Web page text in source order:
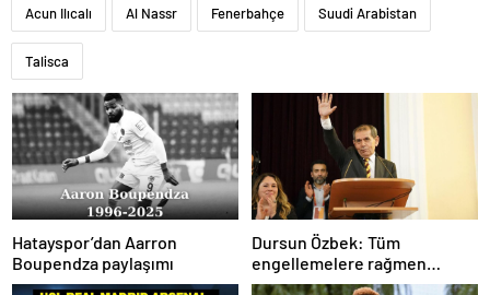
Acun Ilıcalı Al Nassr Fenerbahçe Suudi Arabistan
Talisca
Hatayspor’dan Aarron
Boupendza paylaşımı
Dursun Özbek: Tüm
engellemelere rağmen
hedefimize ilerliyoruz